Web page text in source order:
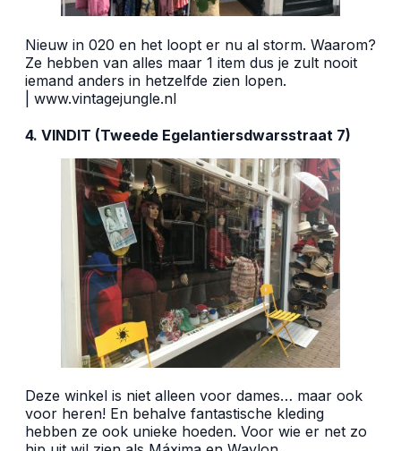
Nieuw in 020 en het loopt er nu al storm. Waarom?
Ze hebben van alles maar 1 item dus je zult nooit
iemand anders in hetzelfde zien lopen.
www.vintagejungle.nl
4. VINDIT (Tweede Egelantiersdwarsstraat 7)
Deze winkel is niet alleen voor dames… maar ook
voor heren! En behalve fantastische kleding
hebben ze ook unieke hoeden. Voor wie er net zo